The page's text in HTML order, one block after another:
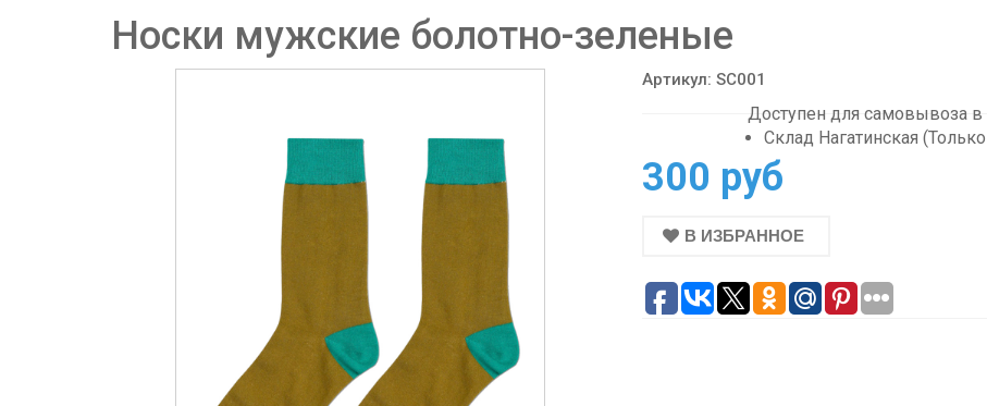
Носки мужские болотно-зеленые
Артикул: SC001
Доступен для самовывоза в
Склад Нагатинская
300 руб
В ИЗБРАННОЕ